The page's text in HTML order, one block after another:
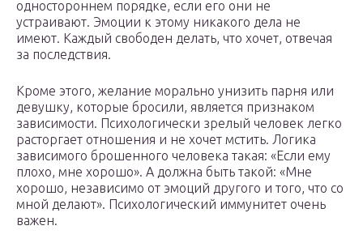
одностороннем порядке, если его они не
устраивают. Эмоции к этому никакого дела не
имеют. Каждый свободен делать, что хочет, отвечая
за последствия.
Кроме этого, желание морально унизить парня или
девушку, которые бросили, является признаком
зависимости. Психологически зрелый человек легко
расторгает отношения и не хочет мстить. Логика
зависимого брошенного человека такая: «Если ему
плохо, мне хорошо». А должна быть такой: «Мне
хорошо, независимо от эмоций другого и того, что со
мной делают». Психологический иммунитет очень
важен.